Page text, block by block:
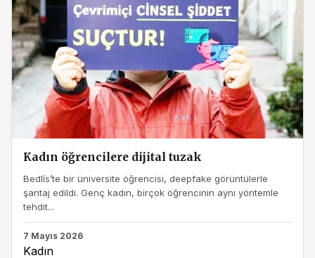
Kadın öğrencilere dijital tuzak
Bedlîs’te bir üniversite öğrencisi, deepfake görüntülerle
şantaj edildi. Genç kadın, birçok öğrencinin aynı yöntemle
tehdit...
7 Mayıs 2026
Kadın